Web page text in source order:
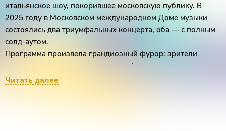
итальянское шоу, покорившее московскую публику. В
2025 году в Московском международном Доме музыки
состоялись два триумфальных концерта, оба — с полным
солд-аутом.
Программа произвела грандиозный фурор: зрители
отмечали красоту звучания, атмосферу и тонкое
прочтение лучших итальянских произведений.
Читать далее